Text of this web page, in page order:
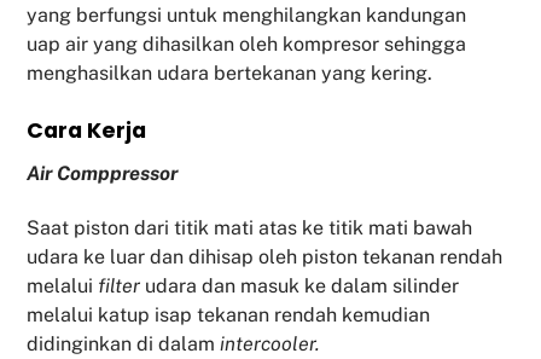
yang berfungsi untuk menghilangkan kandungan
uap air yang dihasilkan oleh kompresor sehingga
menghasilkan udara bertekanan yang kering.
Cara Kerja
Air Comppressor
Saat piston dari titik mati atas ke titik mati bawah
udara ke luar dan dihisap oleh piston tekanan rendah
melalui filter udara dan masuk ke dalam silinder
melalui katup isap tekanan rendah kemudian
didinginkan di dalamintercooler.